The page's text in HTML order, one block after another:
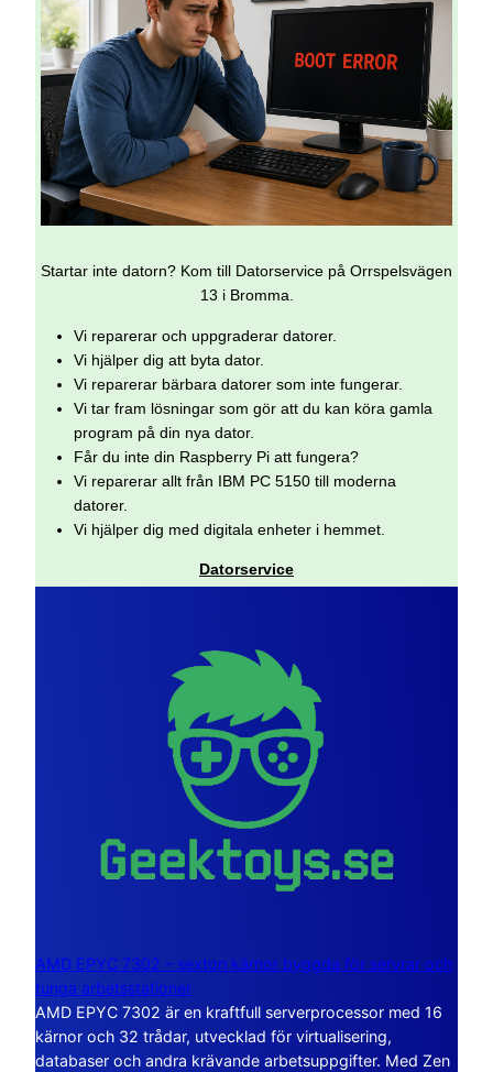
Startar inte datorn? Kom till Datorservice på Orrspelsvägen
13 i Bromma.
Vi reparerar och uppgraderar datorer.
Vi hjälper dig att byta dator.
Vi reparerar bärbara datorer som inte fungerar.
Vi tar fram lösningar som gör att du kan köra gamla
program på din nya dator.
Får du inte din Raspberry Pi att fungera?
Vi reparerar allt från IBM PC 5150 till moderna
datorer.
Vi hjälper dig med digitala enheter i hemmet.
Datorservice
AMD EPYC 7302 – sexton kärnor byggda för servrar och
tunga arbetsstationer
AMD EPYC 7302 är en kraftfull serverprocessor med 16
kärnor och 32 trådar, utvecklad för virtualisering,
databaser och andra krävande arbetsuppgifter. Med Zen